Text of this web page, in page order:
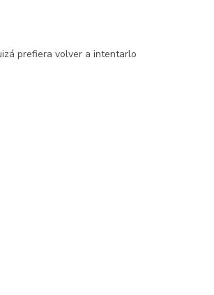
prefiera volver a intentarlo